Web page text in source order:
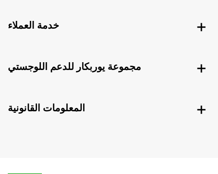
خدمة العملاء
مجموعة يوربكار للدعم اللوجستي
المعلومات القانونية